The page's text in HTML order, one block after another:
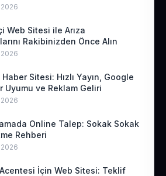
Web Sitesi ile Arıza
Rakibinizden Önce Alın
Haber Sitesi: Hızlı Yayın, Google
Uyumu ve Reklam Geliri
Online Talep: Sokak Sokak
Rehberi
İçin Web Sitesi: Teklif